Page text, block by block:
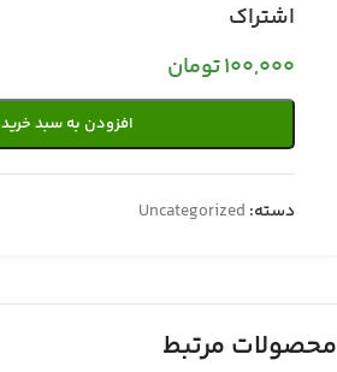
اشتراک
100,000تومان
افزودن به سبد خرید
دسته: Uncategorized
محصولات مرتبط